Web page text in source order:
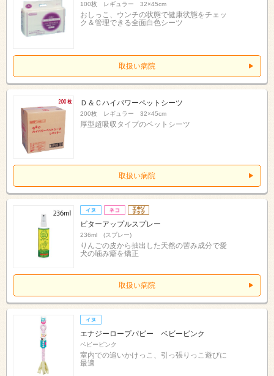
100枚 レギュラー 32×45cm
おしっこ、ウンチの状態で健康状態をチェッ
ク＆管理できる全面白色シーツ
取扱い病院
Ｄ＆Ｃハイパワーペットシーツ
200枚 レギュラー 32×45cm
厚型超吸収タイプのペットシーツ
取扱い病院
ビターアップルスプレー
236ml (スプレー)
りんごの皮から抽出した天然の苦み成分で愛
犬の噛み癖を矯正
取扱い病院
エナジーロープパピー ベビーピンク
ベビーピンク
室内での追いかけっこ、引っ張りっこ遊びに
最適